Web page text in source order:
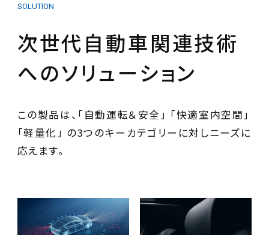
SOLUTION
次世代自動車関連技術
へのソリューション
この製品は、「自動運転＆安全」 「快適室内空間」
「軽量化」 の3つのキーカテゴリーに対しニーズに
応えます。